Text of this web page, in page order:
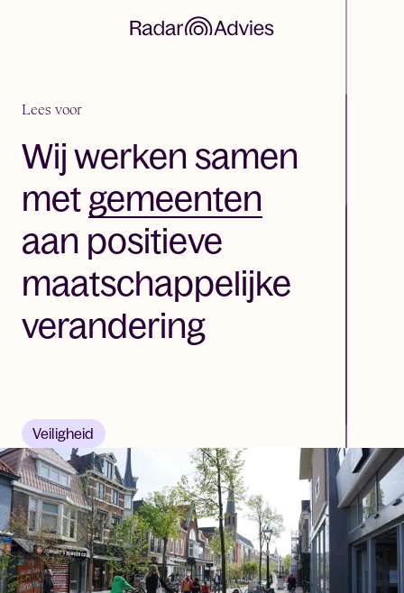
Lees voor
Wij werken samen
met gemeenten
organisaties
aan positieve
maatschappelijke
verandering
Veiligheid